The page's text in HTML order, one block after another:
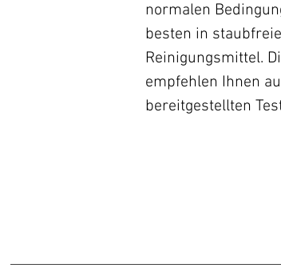
normalen
besten in
Reinigungsmittel.
empfehlen Ihnen
bereitgestellten